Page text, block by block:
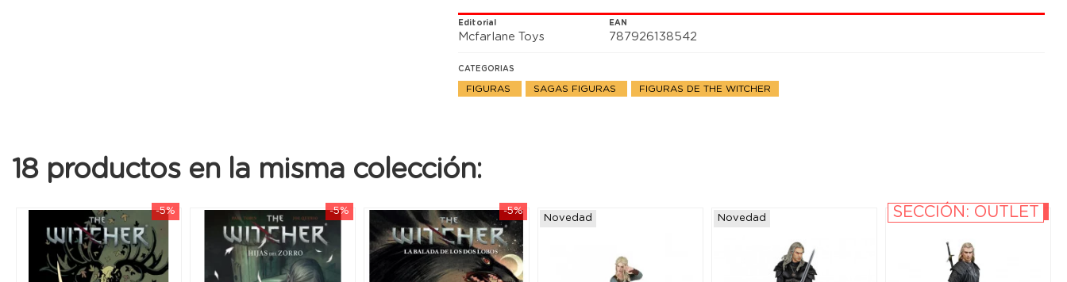
Editorial
Mcfarlane Toys
EAN
787926138542
CATEGORIAS
FIGURAS SAGAS FIGURAS FIGURAS DE THE WITCHER
18 productos en la misma colección:
-5% -5% -5%
Novedad Novedad
-15%
SECCIÓN: OUTLET